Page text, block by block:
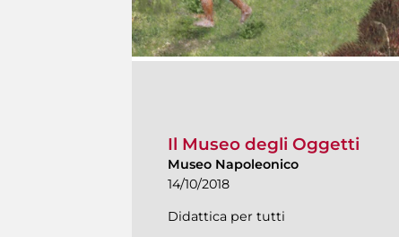
Il Museo degli Oggetti
Museo Napoleonico
14/10/2018
Didattica per tutti